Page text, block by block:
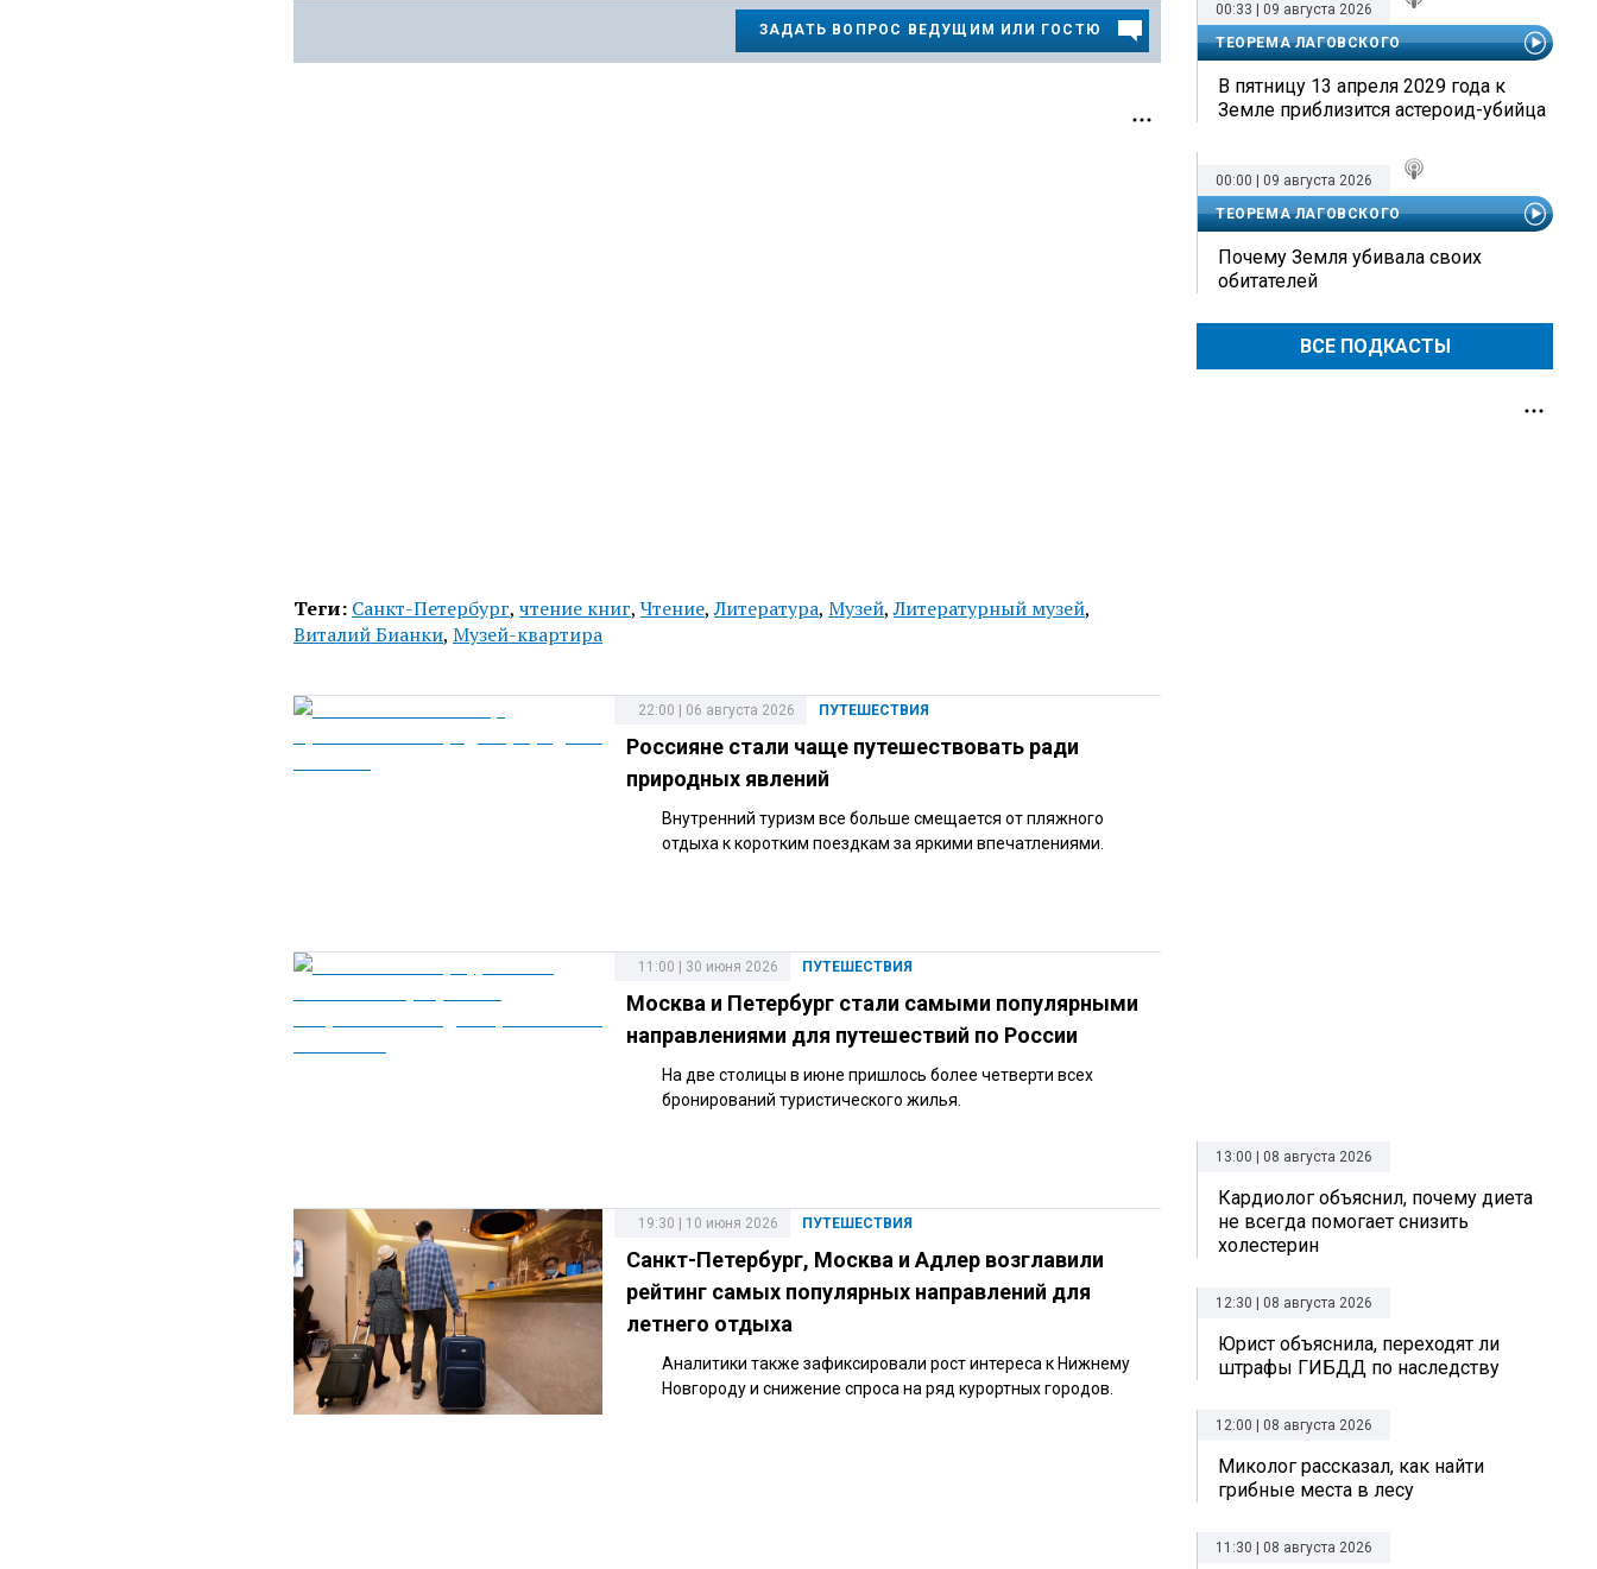
ЗАДАТЬ ВОПРОС ВЕДУЩИМ ИЛИ ГОСТЮ
Теги: Санкт-Петербург, чтение книг, Чтение,Литература, Музей,Литературный музей,
Виталий Бианки, Музей-квартира
ПУТЕШЕСТВИЯ
22:00 | 06 августа 2026
Россияне стали чаще путешествовать ради
природных явлений
Внутренний туризм все больше смещается от пляжного
отдыха к коротким поездкам за яркими впечатлениями.
ПУТЕШЕСТВИЯ
11:00 | 30 июня 2026
Москва и Петербург стали самыми популярными
направлениями для путешествий по России
На две столицы в июне пришлось более четверти всех
бронирований туристического жилья.
ПУТЕШЕСТВИЯ
19:30 | 10 июня 2026
Санкт-Петербург, Москва и Адлер возглавили
рейтинг самых популярных направлений для
летнего отдыха
Аналитики также зафиксировали рост интереса к Нижнему
Новгороду и снижение спроса на ряд курортных городов.
00:33 | 09 августа 2026
ТЕОРЕМА ЛАГОВСКОГО
В пятницу 13 апреля 2029 года к
Земле приблизится астероид-убийца
00:00 | 09 августа 2026
ТЕОРЕМА ЛАГОВСКОГО
Почему Земля убивала своих
обитателей
ВСЕ ПОДКАСТЫ
13:00 | 08 августа 2026
Кардиолог объяснил, почему диета
не всегда помогает снизить
холестерин
12:30 | 08 августа 2026
Юрист объяснила, переходят ли
штрафы ГИБДД по наследству
12:00 | 08 августа 2026
Миколог рассказал, как найти
грибные места в лесу
11:30 | 08 августа 2026